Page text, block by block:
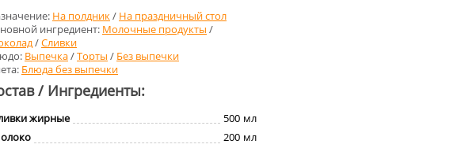
На полдник/ На праздничный стол
ингредиент: Молочные продукты /
/Сливки
Выпечка/Торты / Без выпечки
Блюда без выпечки
/ Ингредиенты:
жирные 500 мл
200 мл